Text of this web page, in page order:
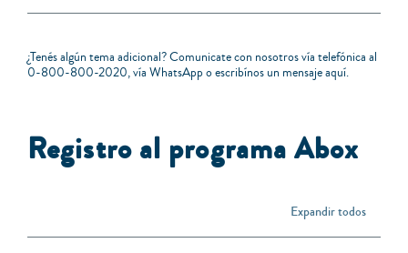
¿Tenés algún tema adicional? Comunicate con nosotros vía telefónica al
0-800-800-2020, vía WhatsApp o escribínos un mensajeaquí.
Registro al programa Abox
Expandir todos